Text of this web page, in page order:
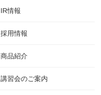
IR情報
採用情報
商品紹介
講習会のご案内